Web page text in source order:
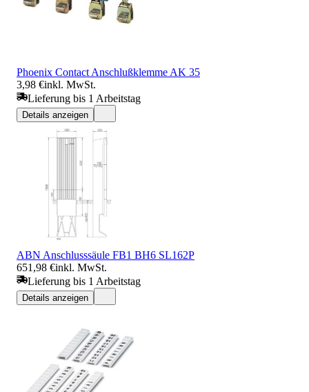
Phoenix Contact Anschlußklemme AK 35
3,98 €inkl. MwSt.
Lieferung bis 1 Arbeitstag
Details anzeigen
ABN Anschlusssäule FB1 BH6 SL162P
651,98 €inkl. MwSt.
Lieferung bis 1 Arbeitstag
Details anzeigen